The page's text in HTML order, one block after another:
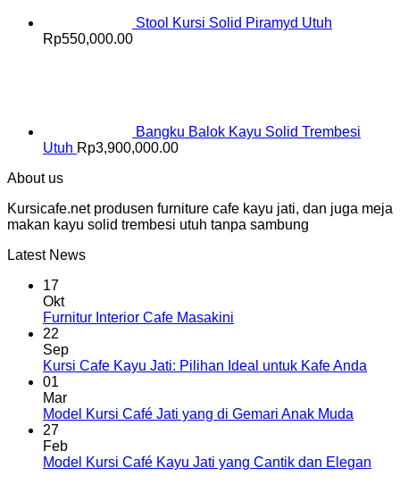
Stool Kursi Solid Piramyd Utuh
Rp550,000.00
Bangku Balok Kayu Solid Trembesi
Utuh Rp3,900,000.00
About us
Kursicafe.net produsen furniture cafe kayu jati, dan juga meja
makan kayu solid trembesi utuh tanpa sambung
Latest News
17
Okt
Furnitur Interior Cafe Masakini
22
Sep
Kursi Cafe Kayu Jati: Pilihan Ideal untuk Kafe Anda
01
Mar
Model Kursi Café Jati yang di Gemari Anak Muda
27
Feb
Model Kursi Café Kayu Jati yang Cantik dan Elegan